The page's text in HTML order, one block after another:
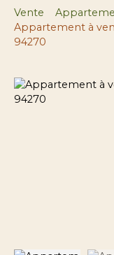
Vente
Appartement à
94270